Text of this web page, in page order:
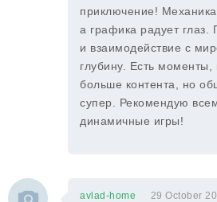
приключение!
а графика радует глаз.
и взаимодействие с
глубину. Есть моменты,
больше контента, но
супер. Рекомендую
динамичные игры!
avlad-home 29 October